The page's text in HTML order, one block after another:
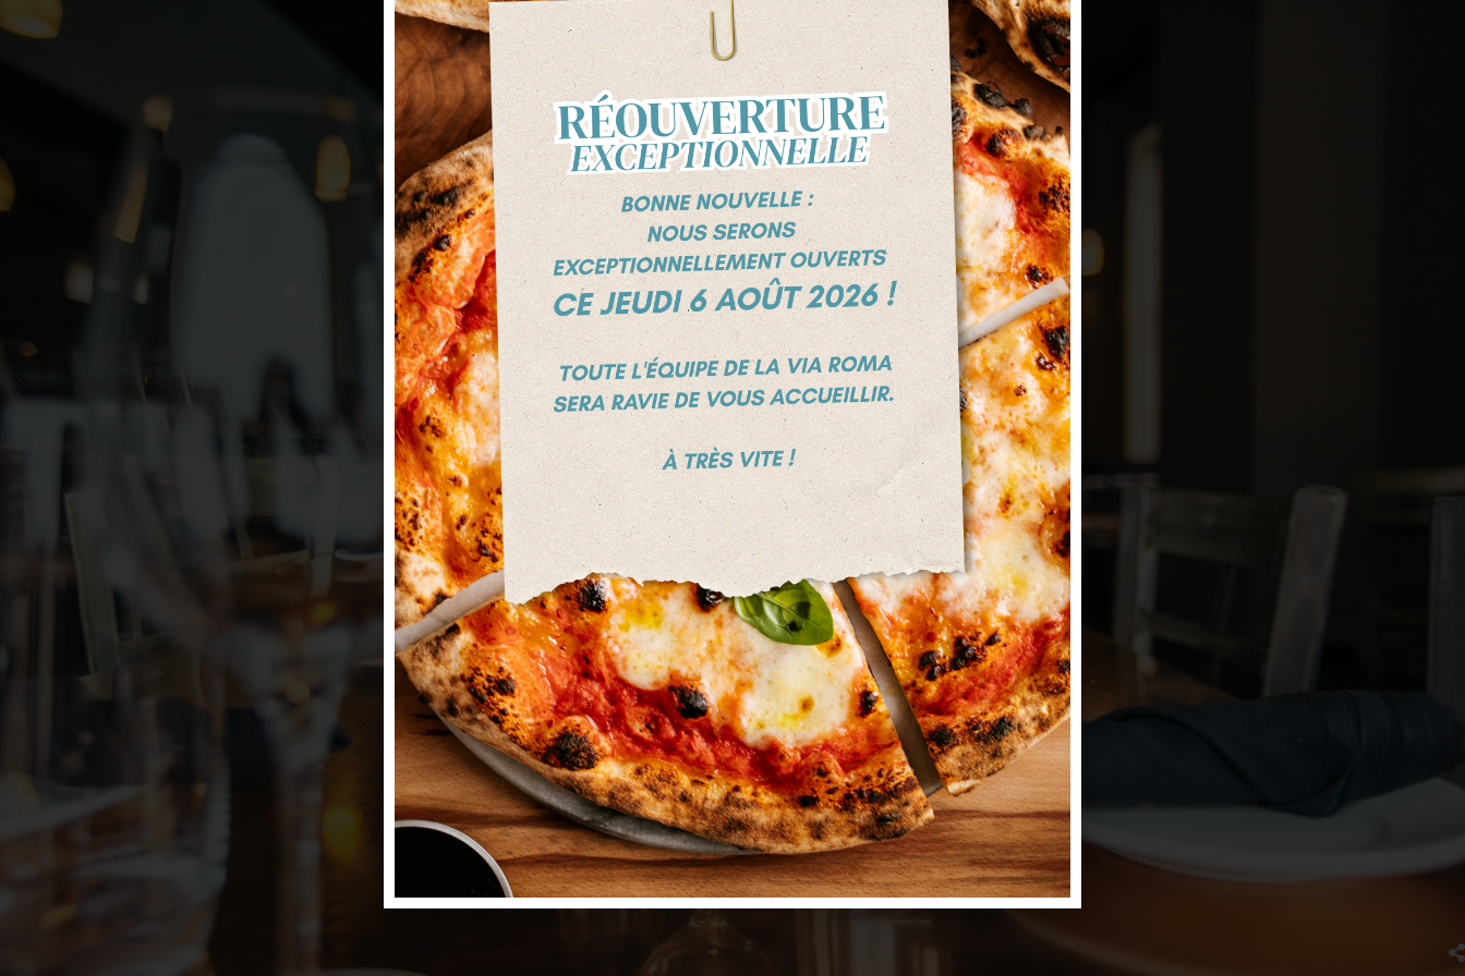
+324 247 47 76
Chaussée de tongres, 516
4000 LIEGE
HORAIRE D'OUVERTURE
Ouvert tous les jours12h00 à 14h00 etde 18h00 à
22h30 sauf les mercredis et jeudi s
Fermé Samedi midi
Commander avec Take-Away
HOMENOTRE CARTEGALLERIECONTACT
COPYRIGHT © DSP-INTERFACE